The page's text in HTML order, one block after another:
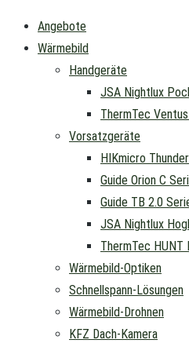
Angebote
Wärmebild
Handgeräte
JSA Nightlux
ThermTec
Vorsatzgeräte
HIKmicro
Guide Orion C
Guide TB 2.0
JSA Nightlux
ThermTec HUNT
Wärmebild-Optiken
Schnellspann-Lösungen
Wärmebild-Drohnen
KFZ Dach-Kamera